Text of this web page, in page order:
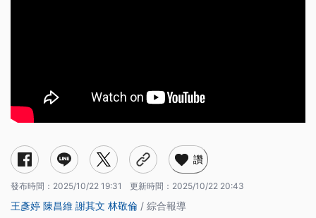
讚
發布時間： 2025/10/22 19:31 更新時間： 2025/10/22 20:43
王彥婷 陳昌維 謝其文 林敬倫 / 綜合報導